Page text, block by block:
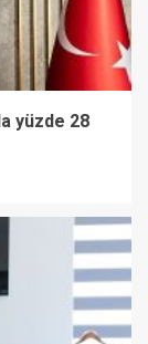
yüzde 28